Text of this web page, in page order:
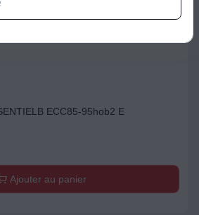
ECC85-95hob2 E
Ajouter au panier